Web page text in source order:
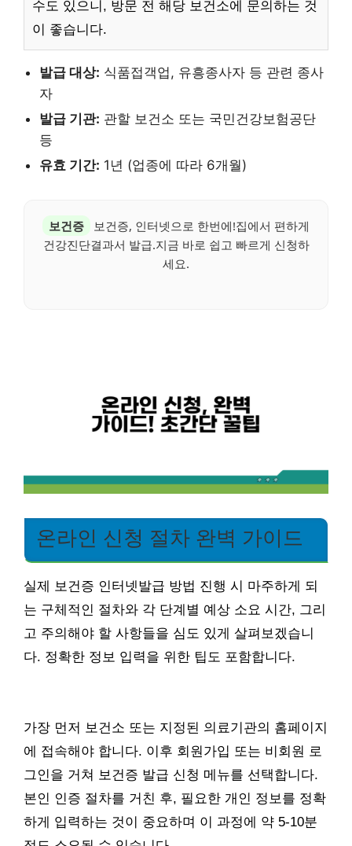
수도 있으니, 방문 전 해당 보건소에 문의하는 것
이 좋습니다.
발급 대상: 식품접객업, 유흥종사자 등 관련 종사
자
발급 기관: 관할 보건소 또는 국민건강보험공단
등
유효 기간: 1년 (업종에 따라 6개월)
보건증
보건증, 인터넷으로 한번에!집에서 편하게
건강진단결과서 발급.지금 바로 쉽고 빠르게 신청하
세요.
온라인 신청 절차 완벽 가이드
실제 보건증 인터넷발급 방법 진행 시 마주하게 되
는 구체적인 절차와 각 단계별 예상 소요 시간, 그리
고 주의해야 할 사항들을 심도 있게 살펴보겠습니
다. 정확한 정보 입력을 위한 팁도 포함합니다.
가장 먼저 보건소 또는 지정된 의료기관의 홈페이지
에 접속해야 합니다. 이후 회원가입 또는 비회원 로
그인을 거쳐 보건증 발급 신청 메뉴를 선택합니다.
본인 인증 절차를 거친 후, 필요한 개인 정보를 정확
하게 입력하는 것이 중요하며 이 과정에 약 5-10분